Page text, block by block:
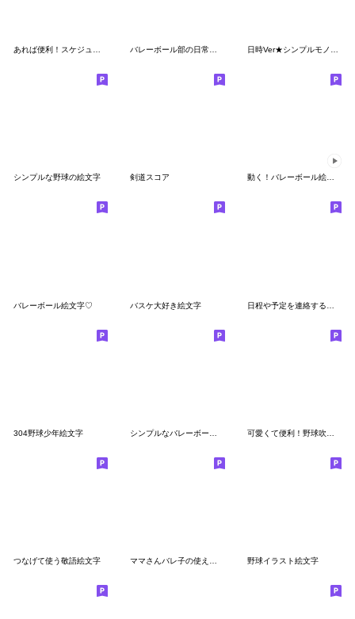
シンプルな野球の絵文字 剣道スコア 動く！バレーボール絵文字♥️
バレーボール絵文字♡ バスケ大好き絵文字
304野球少年絵文字
つなげて使う敬語絵文字 ママさんバレ子の使える絵文字 野球イラスト絵文字